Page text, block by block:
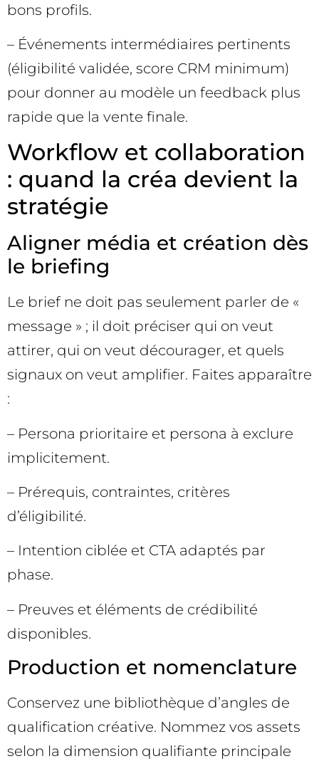
bons profils.
– Événements intermédiaires pertinents
(éligibilité validée, score CRM minimum)
pour donner au modèle un feedback plus
rapide que la vente finale.
Workflow et collaboration
: quand la créa devient la
stratégie
Aligner média et création dès
le briefing
Le brief ne doit pas seulement parler de «
message » ; il doit préciser qui on veut
attirer, qui on veut décourager, et quels
signaux on veut amplifier. Faites apparaître
:
– Persona prioritaire et persona à exclure
implicitement.
– Prérequis, contraintes, critères
d’éligibilité.
– Intention ciblée et CTA adaptés par
phase.
– Preuves et éléments de crédibilité
disponibles.
Production et nomenclature
Conservez une bibliothèque d’angles de
qualification créative. Nommez vos assets
selon la dimension qualifiante principale